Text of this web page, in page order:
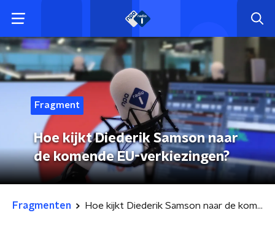
Fragment
Hoe kijkt Diederik Samson naar
de komende EU-verkiezingen?
Fragmenten Hoe kijkt Diederik Samson naar de komende EU-verkiezingen?